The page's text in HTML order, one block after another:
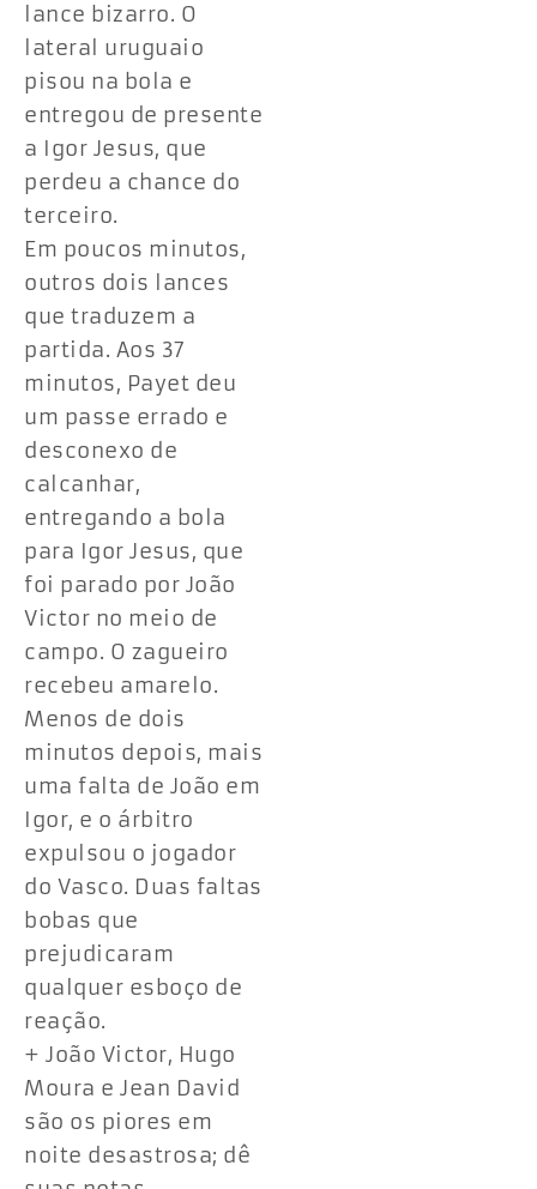
lance bizarro. O
lateral uruguaio
pisou na bola e
entregou de presente
a Igor Jesus, que
perdeu a chance do
terceiro.
Em poucos minutos,
outros dois lances
que traduzem a
partida. Aos 37
minutos, Payet deu
um passe errado e
desconexo de
calcanhar,
entregando a bola
para Igor Jesus, que
foi parado por João
Victor no meio de
campo. O zagueiro
recebeu amarelo.
Menos de dois
minutos depois, mais
uma falta de João em
Igor, e o árbitro
expulsou o jogador
do Vasco. Duas faltas
bobas que
prejudicaram
qualquer esboço de
reação.
+ João Victor, Hugo
Moura e Jean David
são os piores em
noite desastrosa; dê